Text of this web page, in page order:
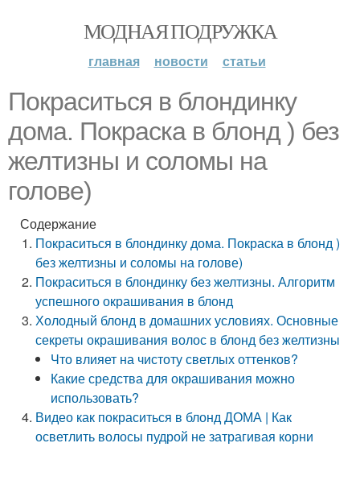
МОДНАЯ ПОДРУЖКА
главная новости статьи
Покраситься в блондинку
дома. Покраска в блонд ) без
желтизны и соломы на
голове)
Содержание
Покраситься в блондинку дома. Покраска в блонд )
без желтизны и соломы на голове)
Покраситься в блондинку без желтизны. Алгоритм
успешного окрашивания в блонд
Холодный блонд в домашних условиях. Основные
секреты окрашивания волос в блонд без желтизны
Что влияет на чистоту светлых оттенков?
Какие средства для окрашивания можно
использовать?
Видео как покраситься в блонд ДОМА | Как
осветлить волосы пудрой не затрагивая корни